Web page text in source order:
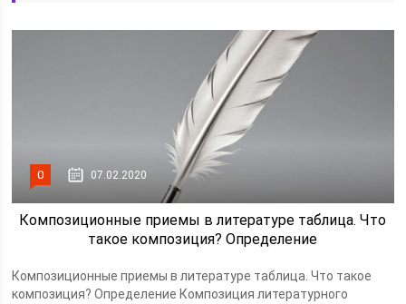
0 07.02.2020
Композиционные приемы в литературе таблица. Что
такое композиция? Определение
Композиционные приемы в литературе таблица. Что такое
композиция? Определение Композиция литературного